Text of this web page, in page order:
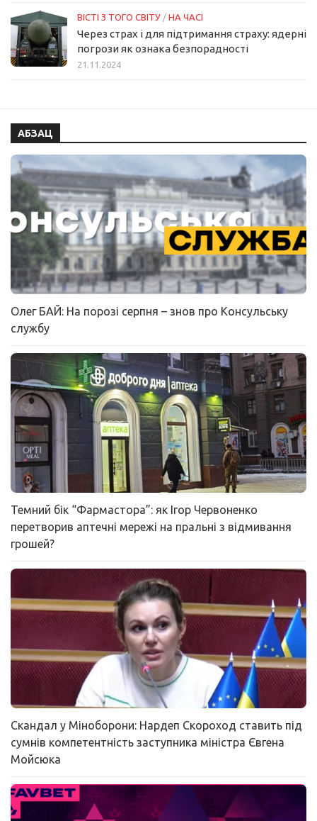
ВІСТІ З ТОГО СВІТУ / НА ЧАСІ
Через страх і для підтримання страху: ядерні
погрози як ознака безпорадності
21.11.2024
АБЗАЦ
Олег БАЙ: На порозі серпня – знов про Консульську
службу
Темний бік “Фармастора”: як Ігор Червоненко
перетворив аптечні мережі на пральні з відмивання
грошей?
Скандал у Міноборони: Нардеп Скороход ставить під
сумнів компетентність заступника міністра Євгена
Мойсюка